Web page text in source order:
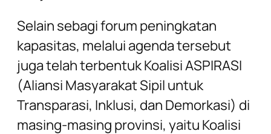
Selain sebagi forum peningkatan
kapasitas, melalui agenda tersebut
juga telah terbentuk Koalisi ASPIRASI
(Aliansi Masyarakat Sipil untuk
Transparasi, Inklusi, dan Demorkasi) di
masing-masing provinsi, yaitu Koalisi